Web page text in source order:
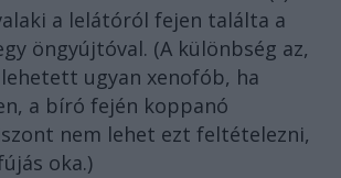
a lelátóról fejen találta a
öngyújtóval. (A különbség az,
ugyan xenofób, ha
a bíró fején koppanó
nem lehet ezt feltételezni,
oka.)